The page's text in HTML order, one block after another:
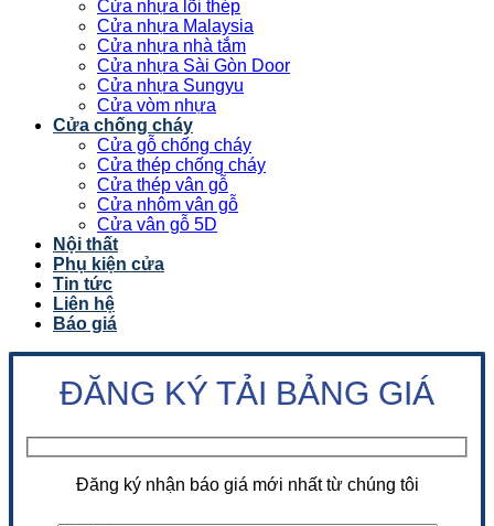
Cửa nhựa lõi thép
Cửa nhựa Malaysia
Cửa nhựa nhà tắm
Cửa nhựa Sài Gòn Door
Cửa nhựa Sungyu
Cửa vòm nhựa
Cửa chống cháy
Cửa gỗ chống cháy
Cửa thép chống cháy
Cửa thép vân gỗ
Cửa nhôm vân gỗ
Cửa vân gỗ 5D
Nội thất
Phụ kiện cửa
Tin tức
Liên hệ
Báo giá
ĐĂNG KÝ TẢI BẢNG GIÁ
Đăng ký nhận báo giá mới nhất từ chúng tôi